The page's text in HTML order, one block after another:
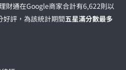
財通在Google商家合計有6,622則以
評，為該統計期間五星滿分數最多